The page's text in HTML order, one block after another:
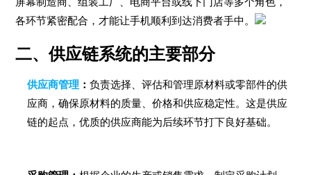
各环节紧密配合，才能让手机顺利到达消费者手中。
二、供应链系统的主要部分
供应商管理 ：负责选择、评估和管理原材料或零部件的供
应商，确保原材料的质量、价格和供应稳定性。这是供应
链的起点，优质的供应商能为后续环节打下良好基础。